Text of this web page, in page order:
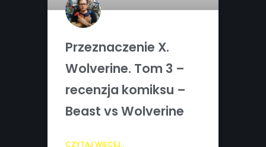
Przeznaczenie X.
Wolverine. Tom 3 –
recenzja komiksu –
Beast vs Wolverine
CZYTAJ WIĘCEJ..